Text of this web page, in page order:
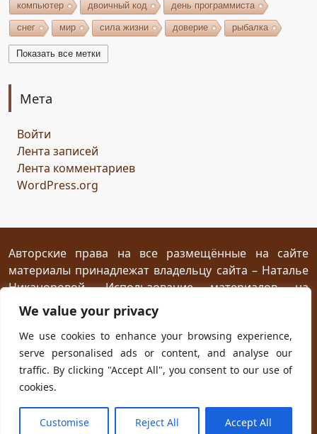
We value your privacy
We use cookies to enhance your browsing experience,
serve personalised ads or content, and analyse our
traffic. By clicking "Accept All", you consent to our use of
cookies.
Customise Reject All Accept All
компьютер двоичный код день программиста
снег мир сила жизни доверие рыбалка
волшебство игрушки
возрождение
сомнение
мяч стирательная резинка
ресторан
птица Киви путеводный камень магия камня
сокровище шантаж ссора
женщины дворец кузница гнев дракона жар
испуг побег плен план приключение
телефон гадание
будущее первоапрельская шутка космос
Показать все метки
Мета
Войти
Лента записей
Лента комментариев
WordPress.org
Авторские права на все размещённые на сайте
материалы принадлежат владельцу сайта – Наталье
Никаноровой. Использование материалов на
посторонних сайтах разрешается без
предварительного согласия при условии
размещения прямой открытой для индексирования
ссылки на первоисточник не ниже первого абзаца
текста.
Powered with WordPressand own Kadryctheme.